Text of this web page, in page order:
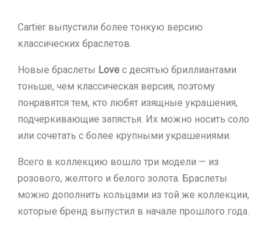
Cartier выпустили более тонкую версию
классических браслетов.
Новые браслеты Love с десятью бриллиантами
тоньше, чем классическая версия, поэтому
понравятся тем, кто любят изящные украшения,
подчеркивающие запястья. Их можно носить соло
или сочетать с более крупными украшениями.
Всего в коллекцию вошло три модели — из
розового, желтого и белого золота. Браслеты
можно дополнить кольцами из той же коллекции,
которые бренд выпустил в начале прошлого года.